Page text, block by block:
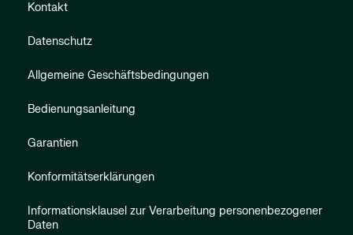
Kontakt
Datenschutz
Allgemeine Geschäftsbedingungen
Bedienungsanleitung
Garantien
Konformitätserklärungen
Informationsklausel zur Verarbeitung personenbezogener
Daten